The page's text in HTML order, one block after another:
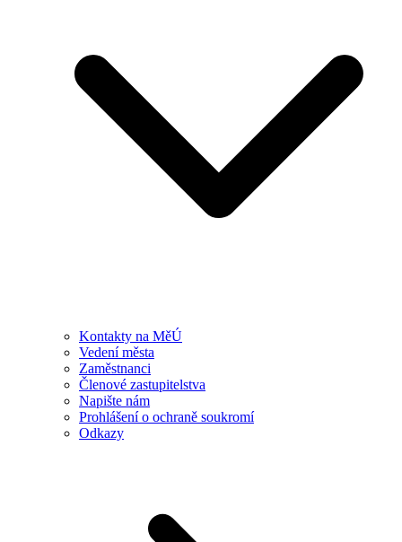
Kontakty na MěÚ
Vedení města
Zaměstnanci
Členové zastupitelstva
Napište nám
Prohlášení o ochraně soukromí
Odkazy